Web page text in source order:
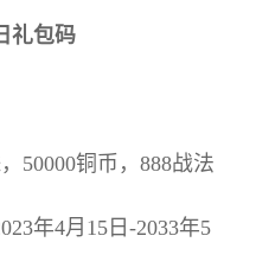
包码
铜币，888战法
年4月15日-2033年5